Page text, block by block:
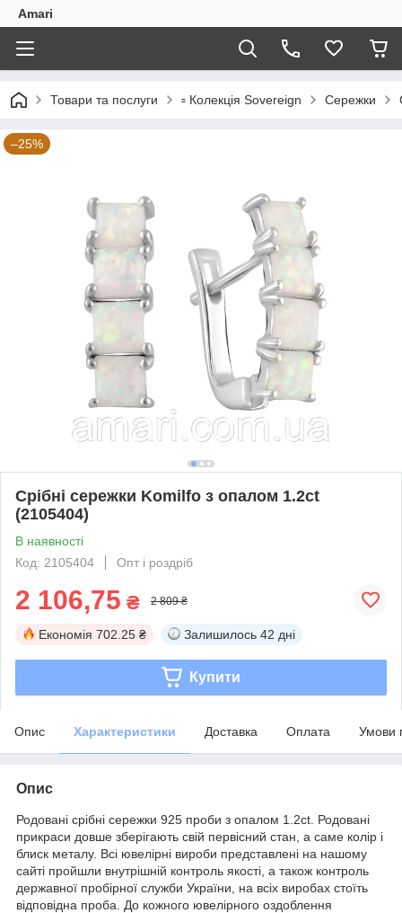
Amari
Товари та послуги ▫️ Колекція Sovereign Сережки
–25%
Срібні сережки Komilfo з опалом 1.2ct
(2105404)
В наявності
Код: 2105404
Опт і роздріб
2 106,75 ₴ 2 809 ₴
Економія 702.25 ₴ Залишилось 42 дні
Купити
Опис Характеристики Доставка Оплата Умови
Опис
Родовані срібні сережки 925 проби з опалом 1.2ct. Родовані
прикраси довше зберігають свій первісний стан, а саме колір і
блиск металу. Всі ювелірні вироби представлені на нашому
сайті пройшли внутрішній контроль якості, а також контроль
державної пробірної служби України, на всіх виробах стоїть
відповідна проба. До кожного ювелірного оздоблення